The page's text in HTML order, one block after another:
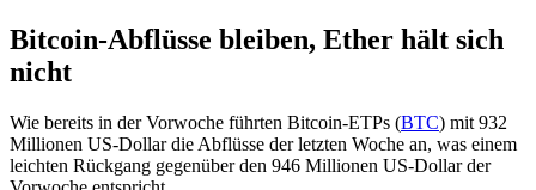
Bitcoin-Abflüsse bleiben, Ether hält sich
nicht
Wie bereits in der Vorwoche führten Bitcoin-ETPs (BTC) mit 932
Millionen US-Dollar die Abflüsse der letzten Woche an, was einem
leichten Rückgang gegenüber den 946 Millionen US-Dollar der